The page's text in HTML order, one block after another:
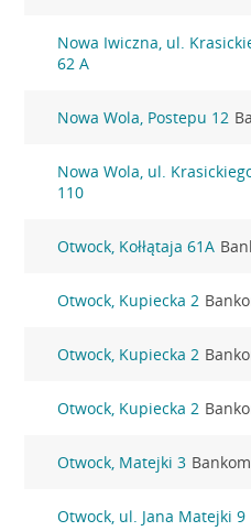
Nowa Iwiczna, ul.
62 A
Nowa Wola, Postepu 12
Nowa Wola, ul.
110
Otwock, Kołłątaja 61A
Otwock, Kupiecka 2
Otwock, Kupiecka 2
Otwock, Kupiecka 2
Otwock, Matejki 3
Otwock, ul. Jana Matejki 9